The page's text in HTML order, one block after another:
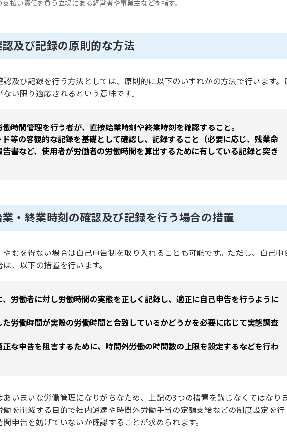
払い責任を負う立場にある経営者や事業主などを指す。
及び記録の原則的な方法
及び記録を行う方法としては、原則的に以下のいずれかの方法で行います。
い限り適応されるという意味です。
時間管理を行う者が、直接始業時刻や終業時刻を確認すること。
等の客観的な記録を基礎として確認し、記録すること（必要に応じ、残業命
書など、使用者が労働者の労働時間を算出するために有している記録と突き
・終業時刻の確認及び記録を行う場合の措置
むを得ない場合は自己申告制を取り入れることも可能です。ただし、自己申
、以下の措置を行います。
労働者に対し労働時間の実態を正しく記録し、適正に自己申告を行うように
労働時間が実際の労働時間と合致しているかどうかを必要に応じて実態調査
な申告を阻害するために、時間外労働の時間数の上限を設定するなどを行わ
いまいな労働管理になりがちなため、上記の3つの措置を講じなくてはなり
を削減する目的で社内通達や時間外労働手当の定額支給などの制度設定を行
申告を妨げていないか確認することが求められます。